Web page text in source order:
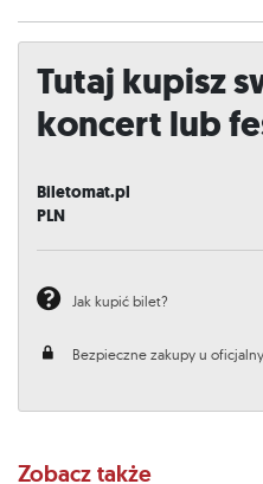
Tutaj kupisz
koncert lub
Biletomat.pl
PLN
Jak kupić bilet?
Bezpieczne zakupy u
Zobacz także